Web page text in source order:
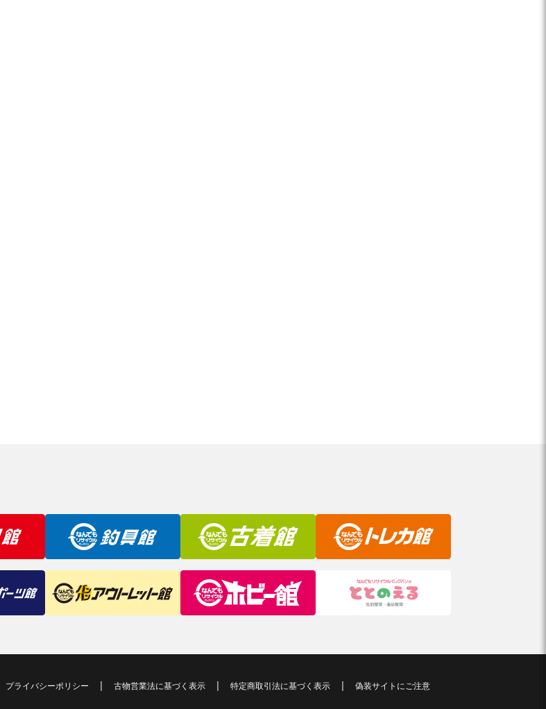
プライバシーポリシー 古物営業法に基づく表示 特定商取引法に基づく表示 偽装サイトにご注意